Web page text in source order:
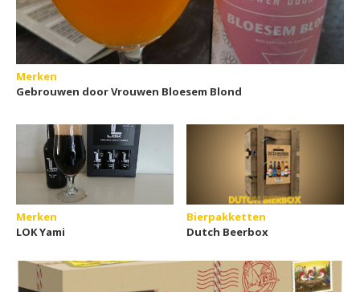
Merken
Gebrouwen door Vrouwen Bloesem Blond
Merken
LOK Yami
Bierpakketten
Dutch Beerbox